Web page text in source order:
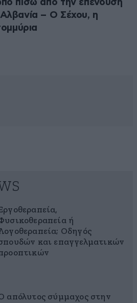
πίσω από την επένδυση
– Ο Σέχου, η
ή
Οδηγός
και επαγγελματικών
απόλυτος σύμμαχος στην